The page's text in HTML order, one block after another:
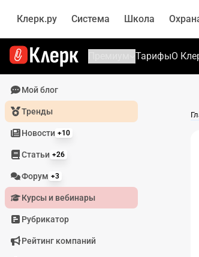
Клерк.ру Система Школа
ТарифыО
Мой блог
Тренды
Новости +10
Статьи +26
Форум +3
Курсы и вебинары
Рубрикатор
Рейтинг компаний